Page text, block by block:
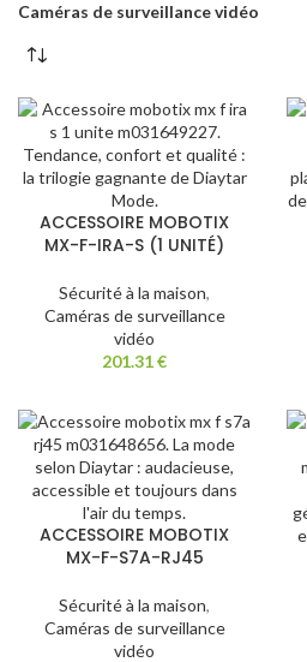
Caméras de surveillance vidéo
ACCESSOIRE MOBOTIX
MX-F-IRA-S (1 UNITÉ)
Sécurité à la maison,
Caméras de surveillance
vidéo
201.31€
ACCESSOIRE MOBOTIX
MX-F-S7A-RJ45
Sécurité à la maison,
Caméras de surveillance
vidéo